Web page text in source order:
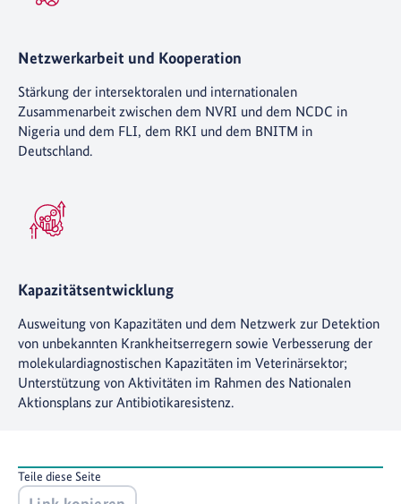
Netzwerkarbeit und Kooperation
Stärkung der intersektoralen und internationalen
Zusammenarbeit zwischen dem NVRI und dem NCDC in
Nigeria und dem FLI, dem RKI und dem BNITM in
Deutschland.
Kapazitätsentwicklung
Ausweitung von Kapazitäten und dem Netzwerk zur Detektion
von unbekannten Krankheitserregern sowie Verbesserung der
molekulardiagnostischen Kapazitäten im Veterinärsektor;
Unterstützung von Aktivitäten im Rahmen des Nationalen
Aktionsplans zur Antibiotikaresistenz.
Teile diese Seite